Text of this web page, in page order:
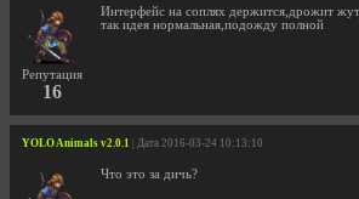
Репутация
16
Интерфейс на соплях держится,дрожит
так идея нормальная,подожду полной
YOLO Animals v2.0.1 | Дата 2016-03-24 10:13:10
Что это за дичь?